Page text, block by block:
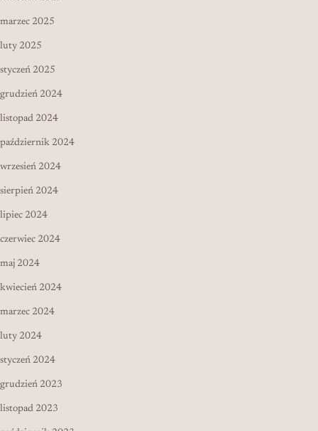
marzec 2025
luty 2025
styczeń 2025
grudzień 2024
listopad 2024
październik 2024
wrzesień 2024
sierpień 2024
lipiec 2024
czerwiec 2024
maj 2024
kwiecień 2024
marzec 2024
luty 2024
styczeń 2024
grudzień 2023
listopad 2023